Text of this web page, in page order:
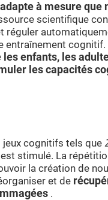
à mesure que
scientifique
réguler
cognitif.
enfants, les
les capacités
jeux cognitifs tels que
stimulé. La
la création de
et de
.